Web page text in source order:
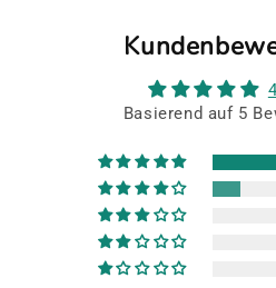
Basierend auf 5